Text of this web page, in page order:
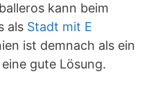
kann beim
als Stadt mit E
ist demnach als ein
gute Lösung.